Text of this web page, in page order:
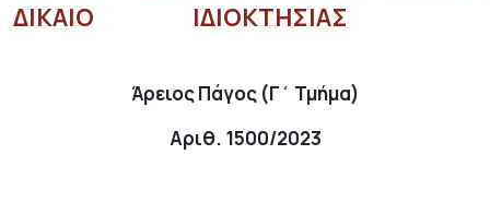
ΔΙΚΑΙΟ
ΙΔΙΟΚΤΗΣΙΑΣ
Άρειος Πάγος (Γ΄ Τμήμα)
Αριθ. 1500/2023